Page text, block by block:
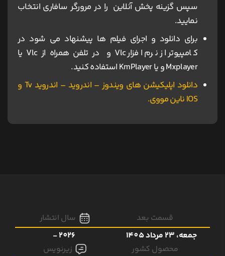
سپس گزینه پخش آنلاین را در مرورگر سافاری انتخاب
نمایید.
برای دانلود و اجرای فیلم ها پیشنهاد می شود در
کامپیوتر از نرم افزار Vlc و در تلفن همراه از Vlc یا
Mxplayer و یا KmPlayer استفاده کنید.
دانلود اپلیکیشن های ویندوز – اندروید – اندروید Tv و
IOS ناین مووی.
قسمت بعد
جمعه، 23 مرداد 1405
سال انتشار
2026 -
محصول کشور
زیرنویس